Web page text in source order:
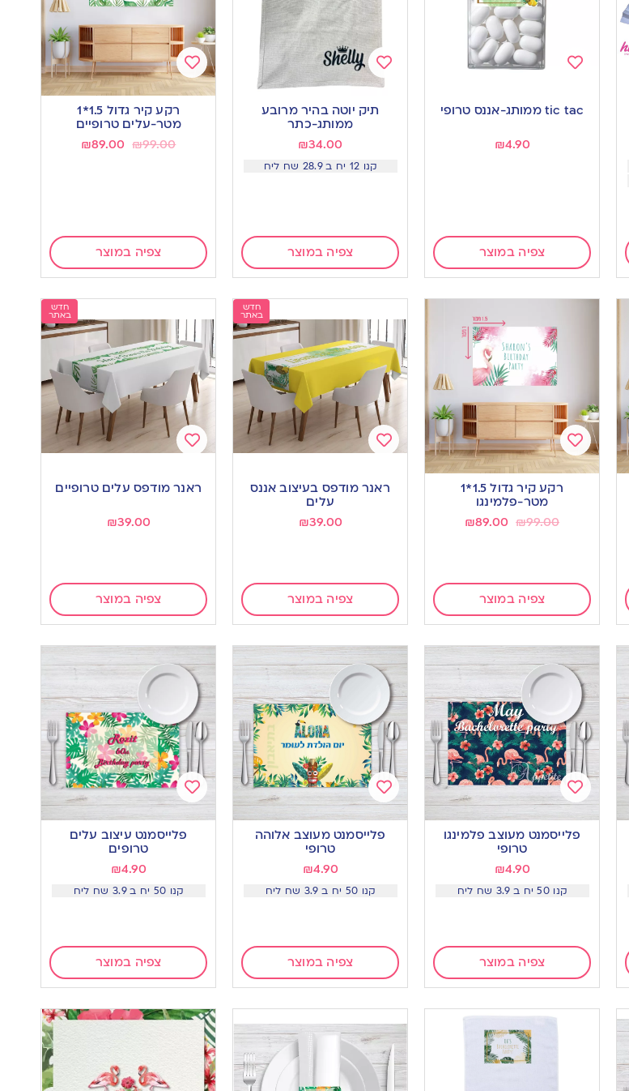
to
tic tac ממותג-אננס טרופי
₪4.90
צפיה במוצר
Add
wishlist
תיק יוטה בהיר מרובע
ממותג-כתר
₪34.00
קנו 12 יח ב 28.9 שח ליח
צפיה במוצר
Add
wishlist
רקע קיר גדול 1.5*1
מטר-עלים טרופיים
₪99.00
₪89.00
צפיה במוצר
Add
wishlist
רקע קיר גדול 1.5*1
מטר-פלמינגו
₪99.00
₪89.00
צפיה במוצר
חדש
באתר
toראנר מודפס בעיצוב אננס
עלים
₪39.00
צפיה במוצר
חדש
באתר
to
ראנר מודפס עלים טרופיים
₪39.00
צפיה במוצר
פלייסמנט מעוצב פלמינגו
טרופי
₪4.90
קנו 50 יח ב 3.9 שח ליח
צפיה במוצר
Add
פלייסמנט מעוצב אלוהה
טרופי
₪4.90
קנו 50 יח ב 3.9 שח ליח
צפיה במוצר
פלייסמנט עיצוב עלים
טרופים
₪4.90
קנו 50 יח ב 3.9 שח ליח
צפיה במוצר